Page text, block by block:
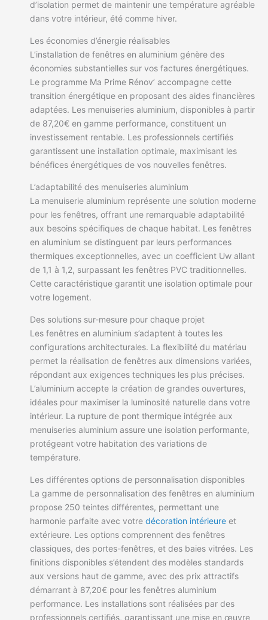
d’isolation permet de maintenir une température agréable
dans votre intérieur, été comme hiver.
Les économies d’énergie réalisables
L’installation de fenêtres en aluminium génère des
économies substantielles sur vos factures énergétiques.
Le programme Ma Prime Rénov’ accompagne cette
transition énergétique en proposant des aides financières
adaptées. Les menuiseries aluminium, disponibles à partir
de 87,20€ en gamme performance, constituent un
investissement rentable. Les professionnels certifiés
garantissent une installation optimale, maximisant les
bénéfices énergétiques de vos nouvelles fenêtres.
L’adaptabilité des menuiseries aluminium
La menuiserie aluminium représente une solution moderne
pour les fenêtres, offrant une remarquable adaptabilité
aux besoins spécifiques de chaque habitat. Les fenêtres
en aluminium se distinguent par leurs performances
thermiques exceptionnelles, avec un coefficient Uw allant
de 1,1 à 1,2, surpassant les fenêtres PVC traditionnelles.
Cette caractéristique garantit une isolation optimale pour
votre logement.
Des solutions sur-mesure pour chaque projet
Les fenêtres en aluminium s’adaptent à toutes les
configurations architecturales. La flexibilité du matériau
permet la réalisation de fenêtres aux dimensions variées,
répondant aux exigences techniques les plus précises.
L’aluminium accepte la création de grandes ouvertures,
idéales pour maximiser la luminosité naturelle dans votre
intérieur. La rupture de pont thermique intégrée aux
menuiseries aluminium assure une isolation performante,
protégeant votre habitation des variations de
température.
Les différentes options de personnalisation disponibles
La gamme de personnalisation des fenêtres en aluminium
propose 250 teintes différentes, permettant une
harmonie parfaite avec votre décoration intérieure et
extérieure. Les options comprennent des fenêtres
classiques, des portes-fenêtres, et des baies vitrées. Les
finitions disponibles s’étendent des modèles standards
aux versions haut de gamme, avec des prix attractifs
démarrant à 87,20€ pour les fenêtres aluminium
performance. Les installations sont réalisées par des
professionnels certifiés, garantissant une mise en œuvre